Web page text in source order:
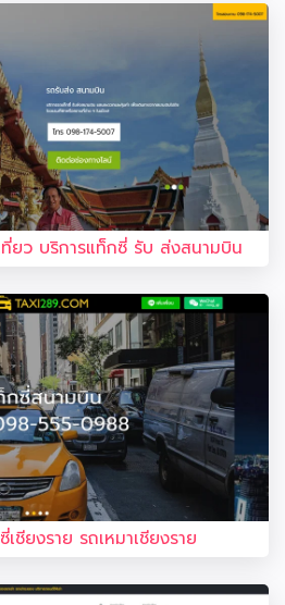
ที่ยว บริการแท็กซี่ รับ ส่งสนามบิน
ชียงราย รถเหมาเชียงราย